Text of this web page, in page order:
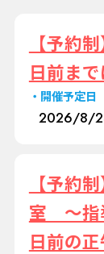
【予約
日前ま
開催予定日
2026/8/
【予約
室 ～指
日前の